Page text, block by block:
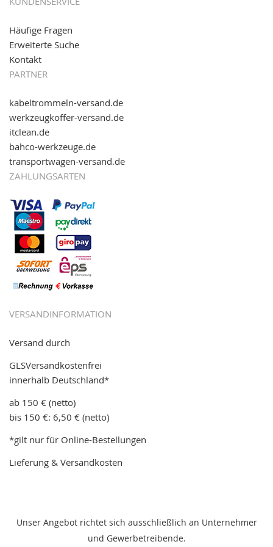
Häufige Fragen
Erweiterte Suche
Kontakt
PARTNER
kabeltrommeln-versand.de
werkzeugkoffer-versand.de
itclean.de
bahco-werkzeuge.de
transportwagen-versand.de
ZAHLUNGSARTEN
VERSANDINFORMATION
Versand durch
GLSVersandkostenfrei
innerhalb Deutschland*
ab 150 € (netto)
bis 150 €: 6,50 € (netto)
*gilt nur für Online-Bestellungen
Lieferung & Versandkosten
Unser Angebot richtet sich ausschließlich an Unternehmer
und Gewerbetreibende.